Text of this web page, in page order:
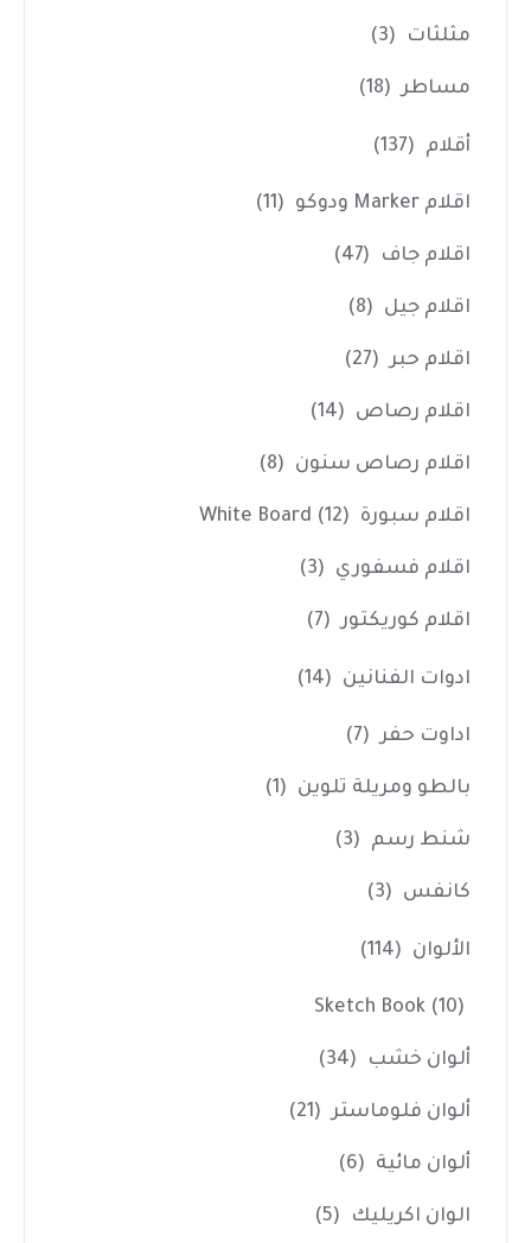
مثلثات (3)
مساطر (18)
أقلام (137)
اقلام Marker ودوكو (11)
اقلام جاف (47)
اقلام جيل (8)
اقلام حبر (27)
اقلام رصاص (14)
اقلام رصاص سنون (8)
اقلام سبورة White Board (12)
اقلام فسفوري (3)
اقلام كوريكتور (7)
ادوات الفنانين (14)
اداوت حفر (7)
بالطو ومريلة تلوين (1)
شنط رسم (3)
كانفس (3)
الألوان (114)
Sketch Book (10)
ألوان خشب (34)
ألوان فلوماستر (21)
ألوان مائية (6)
الوان اكريليك (5)